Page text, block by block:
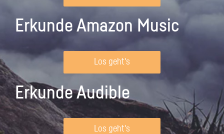
Erkunde Amazon Music
Los geht's
Erkunde Audible
Los geht's